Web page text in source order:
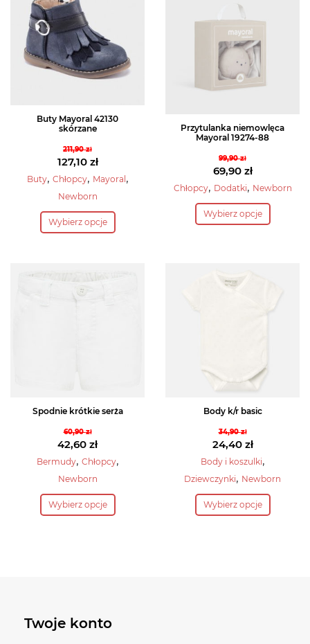
Buty Mayoral 42130
skórzane
211,90zł
Pierwotna
cena
wynosiła:
127,10 zł
Aktualna
cena
127,10 zł.
Buty, Chłopcy, Mayoral ,
Newborn
Wybierz opcje
Ten
produkt
wariantów.
Opcje
Przytulanka niemowlęca
Mayoral 19274-88
99,90zł
Pierwotna
cena
wynosiła:
99,90 zł.
69,90 zł
Aktualna
cena
wynosi:
Chłopcy, Dodatki, Newborn
Wybierz opcje
Ten
produkt
Opcje
można
produktu
Spodnie krótkie serża
60,90zł
Pierwotna
cena
wynosiła:
42,60 zł
Aktualna
cena
42,60 zł.
Bermudy, Chłopcy,
Newborn
Wybierz opcje
Ten
produkt
wybrać
Body k/r basic
34,90zł
Pierwotna
cena
wynosiła:
24,40 zł
Aktualna
cena
24,40 zł.
Body i koszulki,
Dziewczynki, Newborn
Wybierz opcje
Ten
produkt
Twoje konto